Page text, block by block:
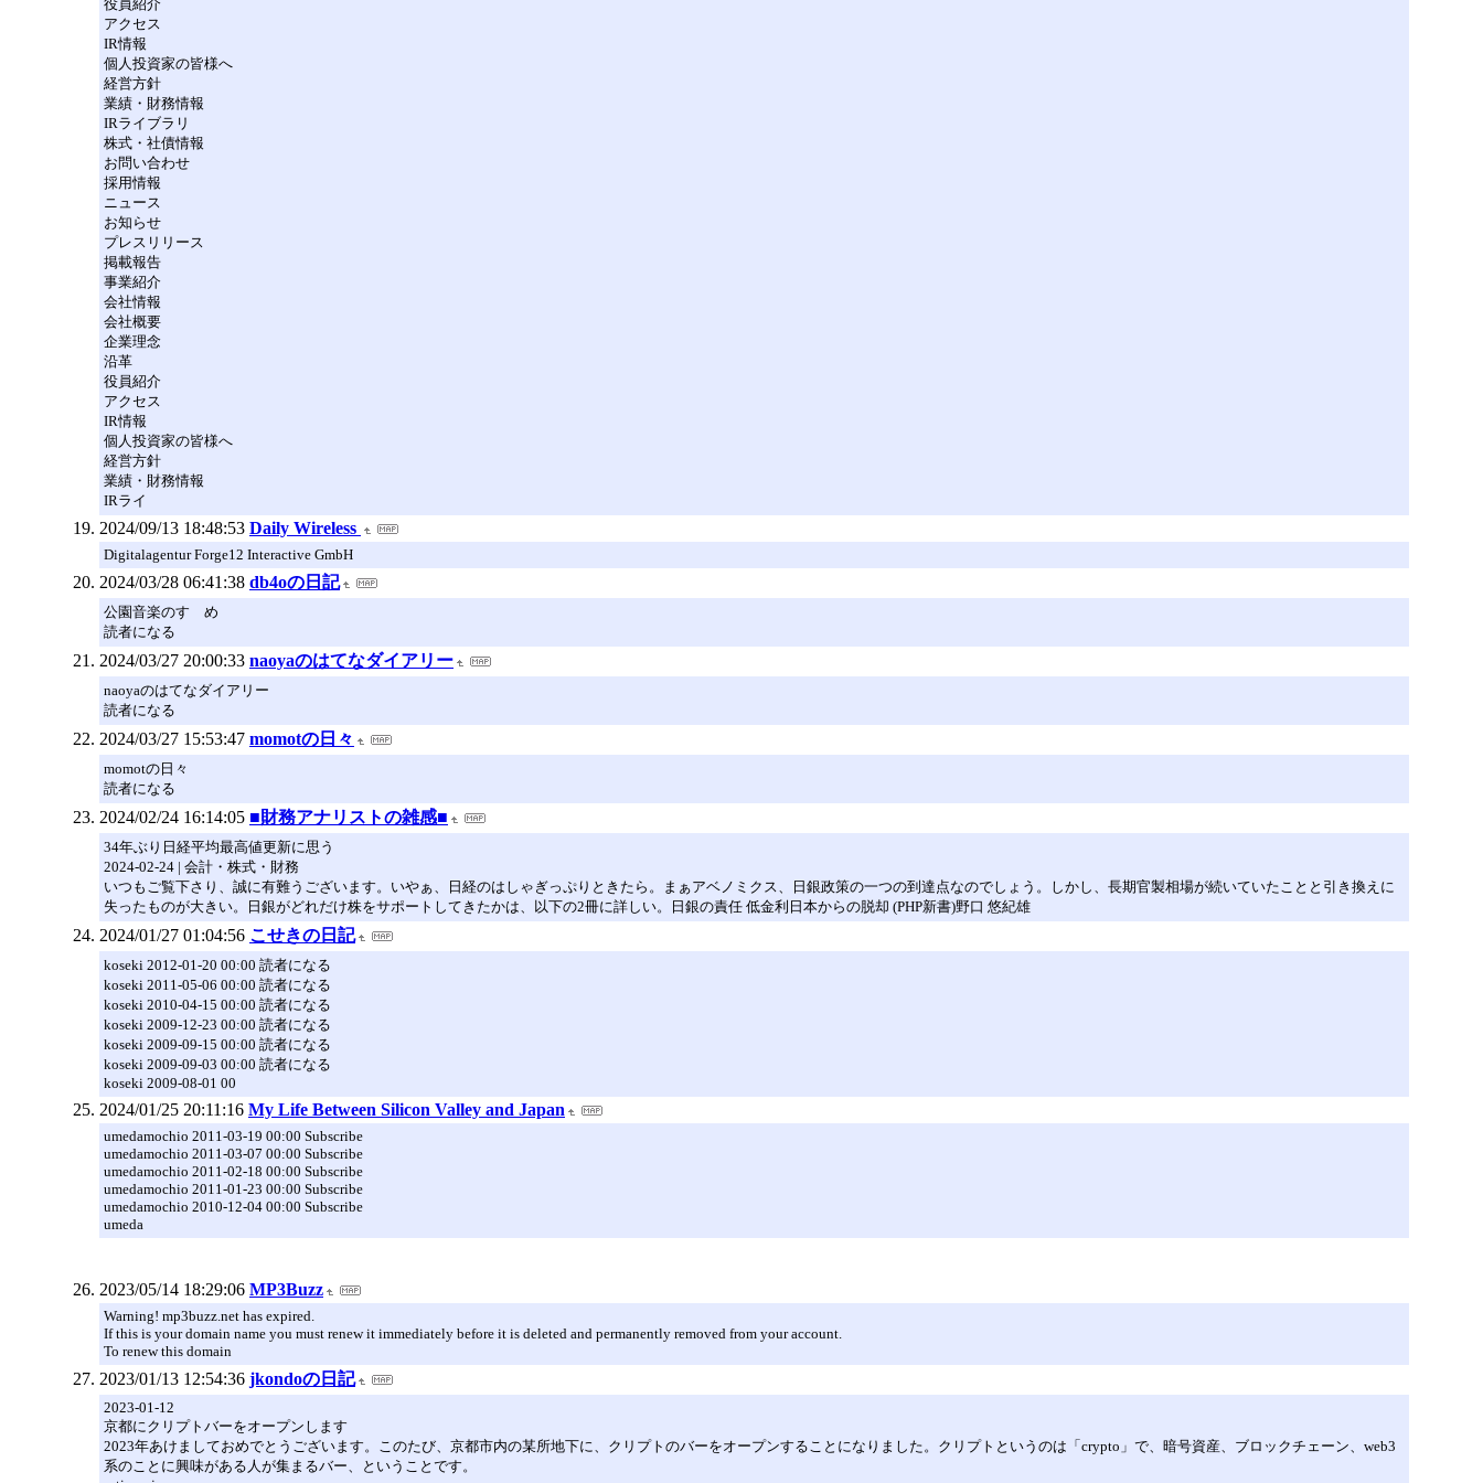
役員紹介
アクセス
IR情報
個人投資家の皆様へ
経営方針
業績・財務情報
IRライブラリ
株式・社債情報
お問い合わせ
採用情報
ニュース
お知らせ
プレスリリース
掲載報告
事業紹介
会社情報
会社概要
企業理念
沿革
役員紹介
アクセス
IR情報
個人投資家の皆様へ
経営方針
業績・財務情報
IRライ
2024/09/13 18:48:53 Daily Wireless
Digitalagentur Forge12 Interactive GmbH
2024/03/28 06:41:38 db4oの日記
公園音楽のすゝめ
読者になる
2024/03/27 20:00:33 naoyaのはてなダイアリー
naoyaのはてなダイアリー
読者になる
2024/03/27 15:53:47 momotの日々
momotの日々
読者になる
2024/02/24 16:14:05 ■財務アナリストの雑感■
34年ぶり日経平均最高値更新に思う
2024-02-24 | 会計・株式・財務
いつもご覧下さり、誠に有難うございます。いやぁ、日経のはしゃぎっぷりときたら。まぁアベノミクス、日銀政策の一つの到達点なのでしょう。しかし、長期官製相場が続いていたことと引き換えに
失ったものが大きい。日銀がどれだけ株をサポートしてきたかは、以下の2冊に詳しい。日銀の責任 低金利日本からの脱却 (PHP新書)野口 悠紀雄
2024/01/27 01:04:56 こせきの日記
koseki 2012-01-20 00:00 読者になる
koseki 2011-05-06 00:00 読者になる
koseki 2010-04-15 00:00 読者になる
koseki 2009-12-23 00:00 読者になる
koseki 2009-09-15 00:00 読者になる
koseki 2009-09-03 00:00 読者になる
koseki 2009-08-01 00
2024/01/25 20:11:16 My Life Between Silicon Valley and Japan
umedamochio 2011-03-19 00:00 Subscribe
umedamochio 2011-03-07 00:00 Subscribe
umedamochio 2011-02-18 00:00 Subscribe
umedamochio 2011-01-23 00:00 Subscribe
umedamochio 2010-12-04 00:00 Subscribe
umeda
2023/05/14 18:29:06 MP3Buzz
Warning! mp3buzz.net has expired.
If this is your domain name you must renew it immediately before it is deleted and permanently removed from your account.
To renew this domain
2023/01/13 12:54:36 jkondoの日記
2023-01-12
京都にクリプトバーをオープンします
2023年あけましておめでとうございます。このたび、京都市内の某所地下に、クリプトのバーをオープンすることになりました。クリプトというのは「crypto」で、暗号資産、ブロックチェーン、web3
系のことに興味がある人が集まるバー、ということです。